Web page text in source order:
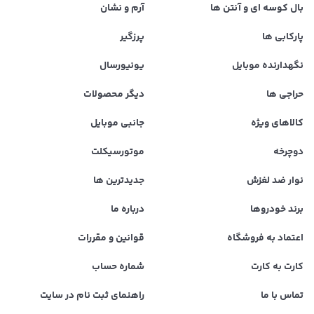
بال کوسه ای و آنتن ها
آرم و نشان
پارکابی ها
پرزگیر
نگهدارنده موبایل
یونیورسال
حراجی ها
دیگر محصولات
کالاهای ویژه
جانبی موبایل
دوچرخه
موتورسیکلت
نوار ضد لغزش
جدیدترین ها
برند خودروها
درباره ما
اعتماد به فروشگاه
قوانین و مقررات
کارت به کارت
شماره حساب
تماس با ما
راهنمای ثبت نام در سایت